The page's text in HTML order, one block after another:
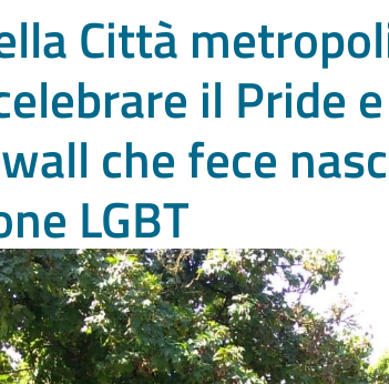
Città
il Pride
che fece
LGBT